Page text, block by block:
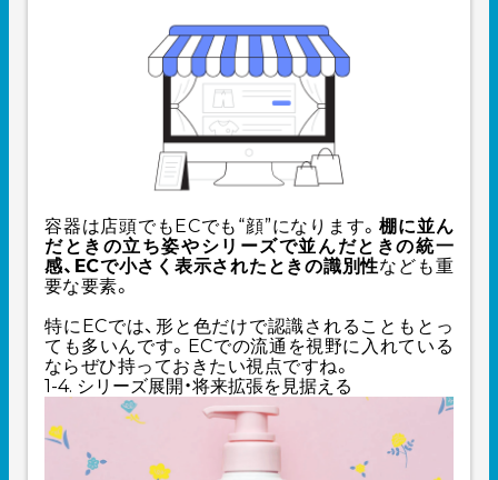
容器は店頭でもECでも“顔”になります。棚に並ん
だときの立ち姿やシリーズで並んだときの統一
感、ECで小さく表示されたときの識別性なども重
要な要素。
特にECでは、形と色だけで認識されることもとっ
ても多いんです。ECでの流通を視野に入れている
ならぜひ持っておきたい視点ですね。
1-4. シリーズ展開・将来拡張を見据える